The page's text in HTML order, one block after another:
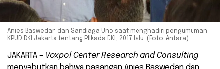
Anies Baswedan dan Sandiaga Uno saat menghadiri pengumuman
KPUD DKI Jakarta tentang PIlkada DKI, 2017 lalu. (Foto: Antara)
JAKARTA – Voxpol Center Research and Consulting
menyebutkan bahwa pasangan Anies Baswedan dan